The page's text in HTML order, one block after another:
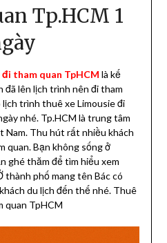
Tp.HCM 1
tham quan TpHCM là kế
đã lên lịch trình nên đi tham
trình thuê xe Limousie đi
nhé. Tp.HCM là trung tâm
Nam. Thu hút rất nhiều khách
quan. Bạn không sống ở
ghé thăm để tìm hiểu xem
thành phố mang tên Bác có
du lịch đến thế nhé. Thuê
quan TpHCM